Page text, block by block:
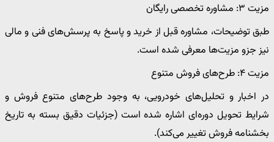
مزیت ۳: مشاوره تخصصی رایگان
طبق توضیحات، مشاوره قبل از خرید و پاسخ به پرسش‌های فنی و مالی
نیز جزو مزیت‌ها معرفی شده است.
مزیت ۴: طرح‌های فروش متنوع
در اخبار و تحلیل‌های خودرویی، به وجود طرح‌های متنوع فروش و
شرایط تحویل دوره‌ای اشاره شده است (جزئیات دقیق بسته به تاریخ
بخشنامه فروش تغییر می‌کند).